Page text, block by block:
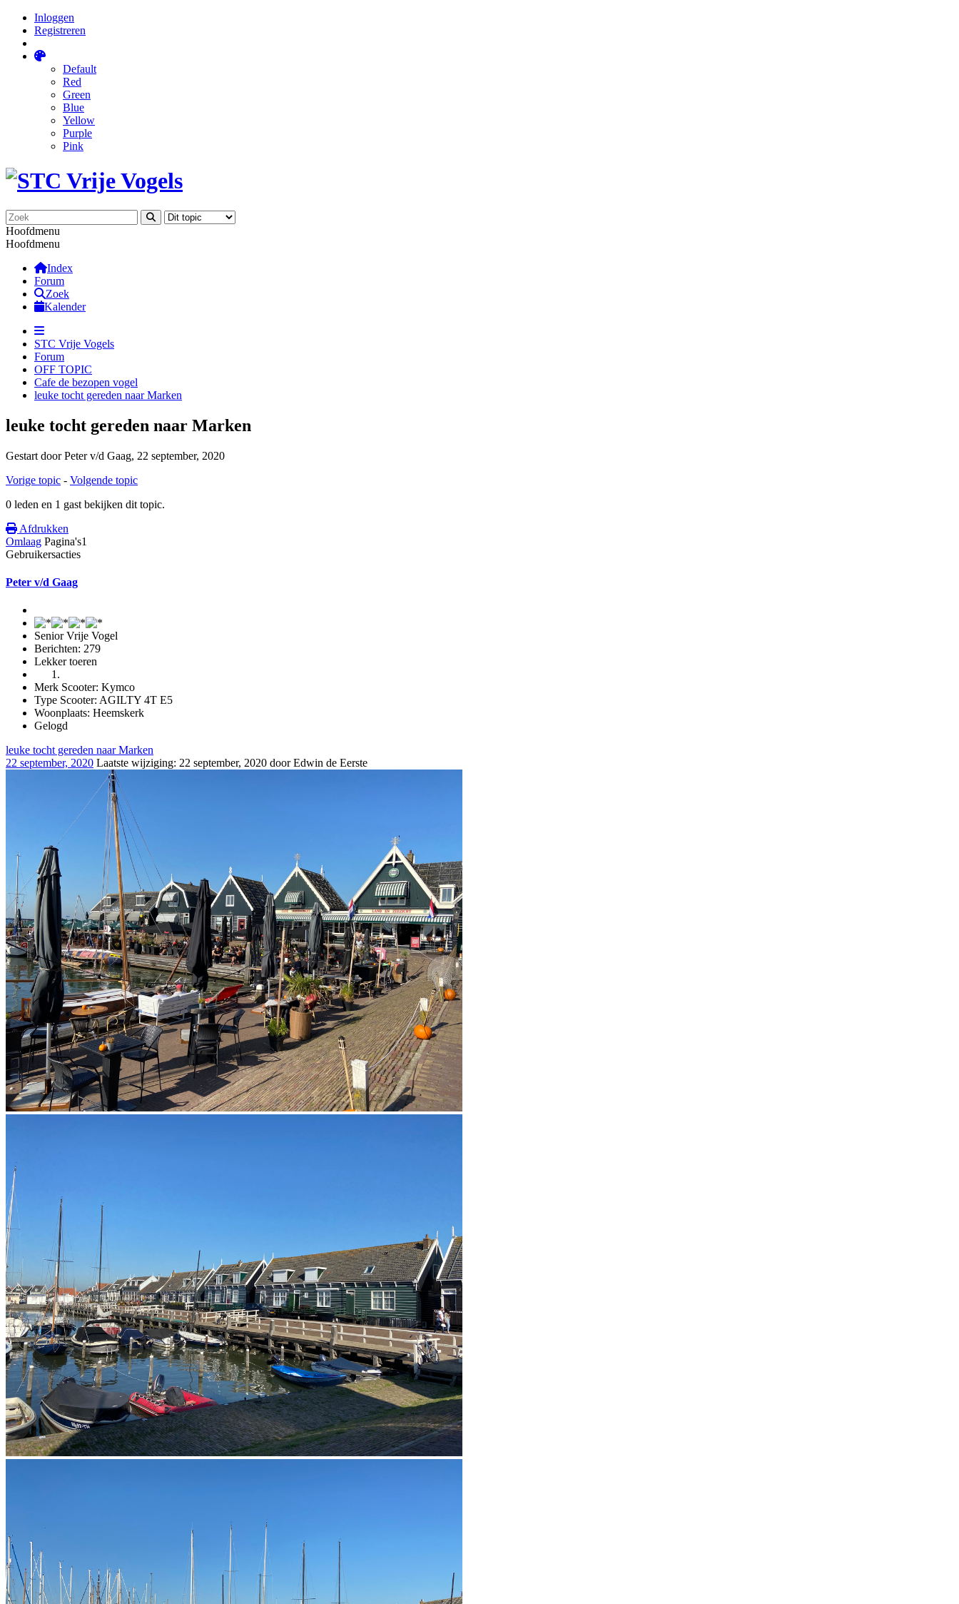
Inloggen
Registreren
Default
Red
Green
Blue
Yellow
Purple
Pink
Hoofdmenu
Hoofdmenu
Index
Forum
Zoek
Kalender
STC Vrije Vogels
Forum
OFF TOPIC
Cafe de bezopen vogel
leuke tocht gereden naar Marken
leuke tocht gereden naar Marken
Gestart door Peter v/d Gaag, 22 september, 2020
Vorige topic - Volgende topic
0 leden en 1 gast bekijken dit topic.
Afdrukken
Omlaag Pagina's1
Gebruikersacties
Peter v/d Gaag
Senior Vrije Vogel
Berichten: 279
Lekker toeren
Merk Scooter: Kymco
Type Scooter: AGILTY 4T E5
Woonplaats: Heemskerk
Gelogd
leuke tocht gereden naar Marken
22 september, 2020 Laatste wijziging: 22 september, 2020 door Edwin de Eerste